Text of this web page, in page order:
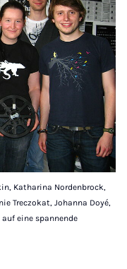
Katharina Nordenbrock,
Treczokat, Johanna Doyé,
eine spannende